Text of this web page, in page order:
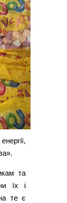
та
їх і
те є